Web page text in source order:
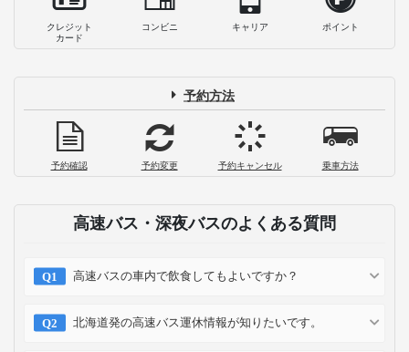
クレジット
カード
コンビニ キャリア ポイント
予約方法
予約確認 予約変更 予約キャンセル 乗車方法
高速バス・深夜バスのよくある質問
高速バスの車内で飲食してもよいですか？
北海道発の高速バス運休情報が知りたいです。